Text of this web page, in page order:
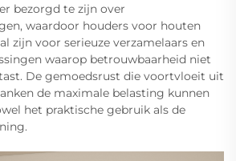
bezorgd te zijn over
waardoor houders voor houten
zijn voor serieuze verzamelaars en
waarop betrouwbaarheid niet
De gemoedsrust die voortvloeit uit
de maximale belasting kunnen
het praktische gebruik als de